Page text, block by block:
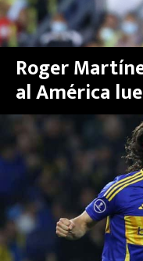
FÓRMULA 1
BOXEO
LIGA MX
NFL
Roger
al América
final de la